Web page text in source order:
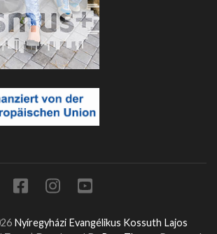
Nyíregyházi Evangélikus Kossuth Lajos